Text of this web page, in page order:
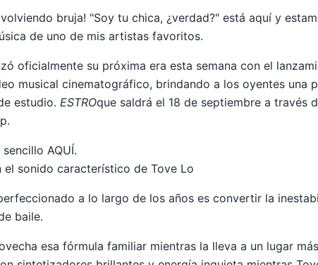
bruja! "Soy tu chica, ¿verdad?" está aquí y
de uno de mis artistas favoritos.
oficialmente su próxima era esta semana con el
musical cinematográfico, brindando a los oyentes una
estudio. ESTROque saldrá el 18 de septiembre a través
AQUÍ.
sonido característico de Tove Lo
a lo largo de los años es convertir la
baile.
esa fórmula familiar mientras la lleva a un lugar